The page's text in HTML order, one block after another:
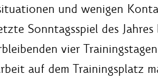
und wenigen
Sonntagsspiel des
vier
auf dem Trainingsplatz